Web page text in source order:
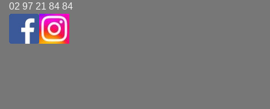
02 97 21 84 84